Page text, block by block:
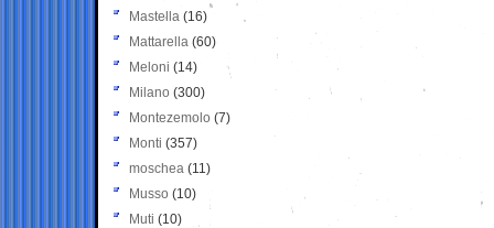
Mastella (16)
Mattarella (60)
Meloni (14)
Milano (300)
Montezemolo (7)
Monti (357)
moschea (11)
Musso (10)
Muti (10)